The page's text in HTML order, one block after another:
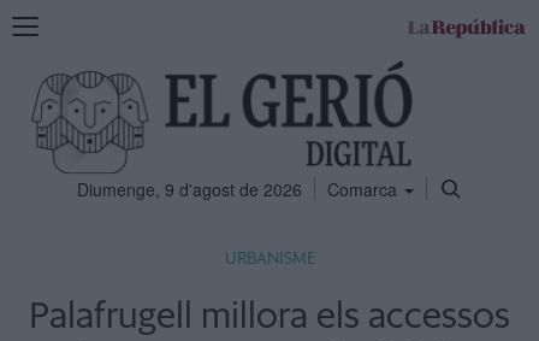
Mostra
navegació
Diumenge, 9 d'agost de 2026 Comarca
URBANISME
Palafrugell millora els accessos